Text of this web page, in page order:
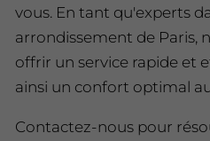
vous. En tant qu'experts
arrondissement de Paris,
offrir un service rapide et
ainsi un confort optimal
Contactez-nous pour